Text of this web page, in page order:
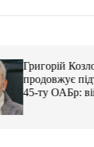
Григорій
продовжує
45-ту ОАБр:
передали